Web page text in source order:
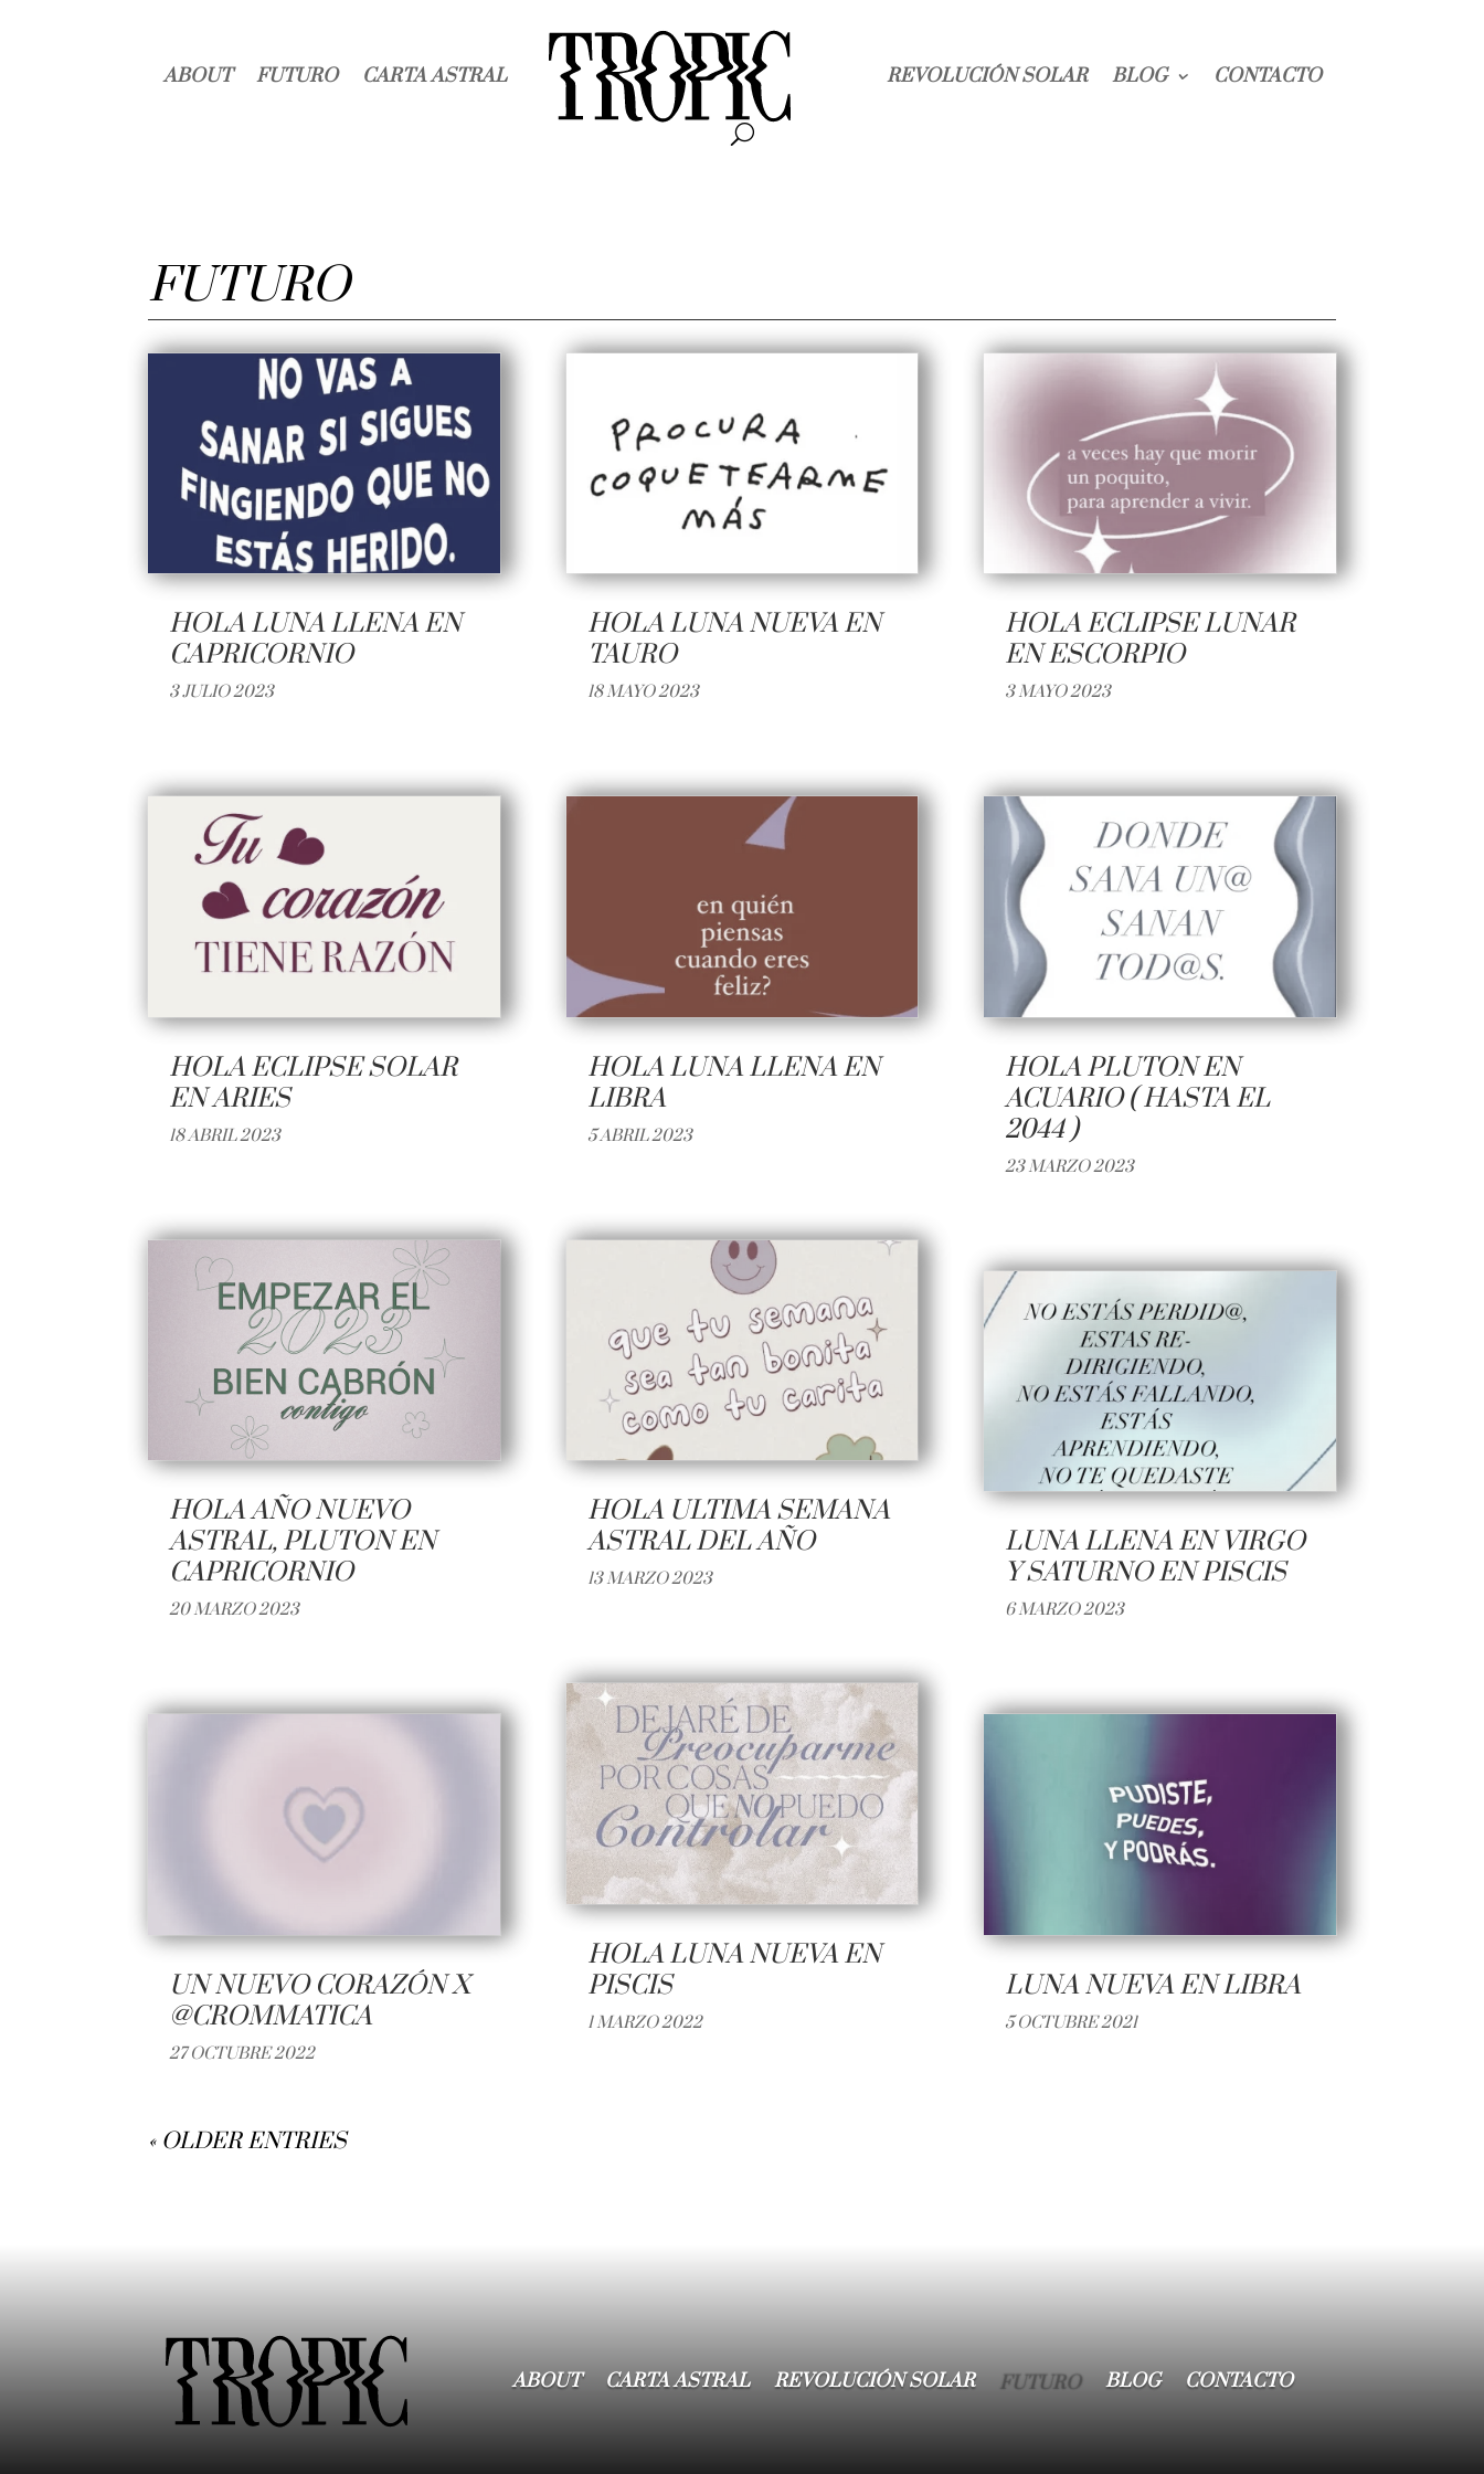
ABOUT FUTURO CARTA ASTRAL REVOLUCIÓN SOLAR BLOG CONTACTO
FUTURO
HOLA LUNA LLENA EN
CAPRICORNIO
3 JULIO 2023
HOLA ECLIPSE SOLAR
EN ARIES
18 ABRIL 2023
HOLA AÑO NUEVO
ASTRAL, PLUTON EN
CAPRICORNIO
20 MARZO 2023
UN NUEVO CORAZÓN X
@CROMMATICA
27 OCTUBRE 2022
HOLA LUNA NUEVA EN
TAURO
18 MAYO 2023
HOLA LUNA LLENA EN
LIBRA
5 ABRIL 2023
HOLA ULTIMA SEMANA
ASTRAL DEL AÑO
13 MARZO 2023
HOLA LUNA NUEVA EN
PISCIS
1 MARZO 2022
HOLA ECLIPSE LUNAR
EN ESCORPIO
3 MAYO 2023
HOLA PLUTON EN
ACUARIO ( HASTA EL
2044 )
23 MARZO 2023
LUNA LLENA EN VIRGO
Y SATURNO EN PISCIS
6 MARZO 2023
LUNA NUEVA EN LIBRA
5 OCTUBRE 2021
« OLDER ENTRIES
ABOUT CARTA ASTRAL REVOLUCIÓN SOLAR FUTURO BLOG CONTACTO